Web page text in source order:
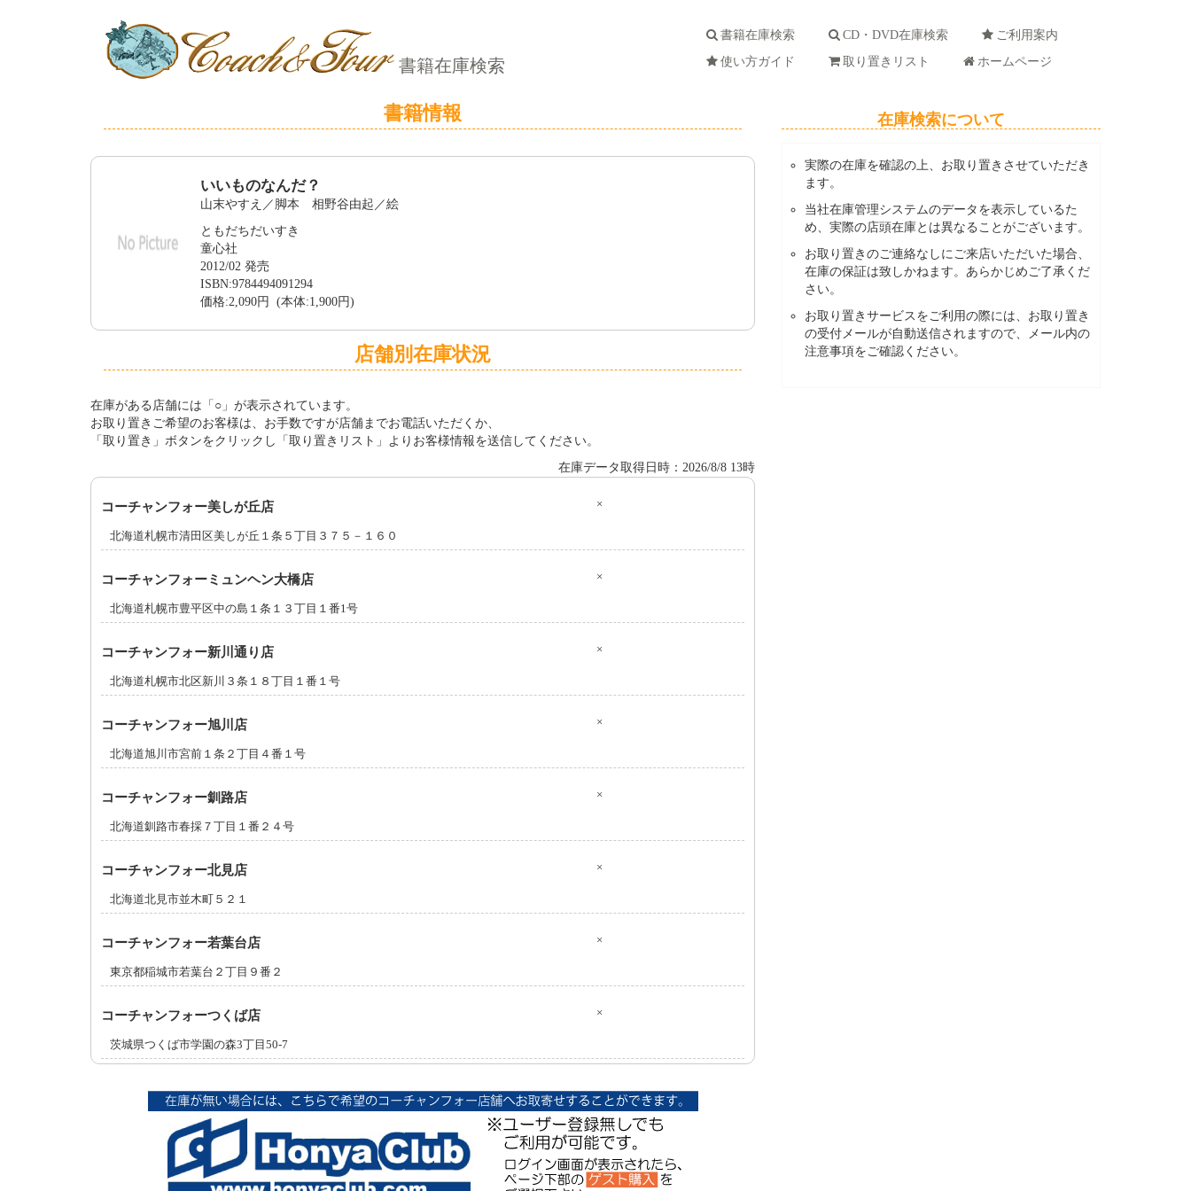
書籍在庫検索
書籍在庫検索 CD・DVD在庫検索
ご利用案内
使い方ガイド
取り置きリスト ホームページ
書籍情報
いいものなんだ？
山末やすえ／脚本 相野谷由起／絵
ともだちだいすき
童心社
2012/02 発売
ISBN:9784494091294
価格:2,090円 (本体:1,900円)
店舗別在庫状況
在庫がある店舗には「○」が表示されています。
お取り置きご希望のお客様は、お手数ですが店舗までお電話いただくか、
「取り置き」ボタンをクリックし「取り置きリスト」よりお客様情報を送信してください。
在庫データ取得日時：2026/8/8 13時
コーチャンフォー美しが丘店 ×
北海道札幌市清田区美しが丘１条５丁目３７５－１６０
コーチャンフォーミュンヘン大橋店 ×
北海道札幌市豊平区中の島１条１３丁目１番1号
コーチャンフォー新川通り店 ×
北海道札幌市北区新川３条１８丁目１番１号
コーチャンフォー旭川店 ×
北海道旭川市宮前１条２丁目４番１号
コーチャンフォー釧路店 ×
北海道釧路市春採７丁目１番２４号
コーチャンフォー北見店 ×
北海道北見市並木町５２１
コーチャンフォー若葉台店 ×
東京都稲城市若葉台２丁目９番２
コーチャンフォーつくば店 ×
茨城県つくば市学園の森3丁目50-7
在庫検索について
実際の在庫を確認の上、お取り置きさせていただき
ます。
当社在庫管理システムのデータを表示しているた
め、実際の店頭在庫とは異なることがございます。
お取り置きのご連絡なしにご来店いただいた場合、
在庫の保証は致しかねます。あらかじめご了承くだ
さい。
お取り置きサービスをご利用の際には、お取り置き
の受付メールが自動送信されますので、メール内の
注意事項をご確認ください。